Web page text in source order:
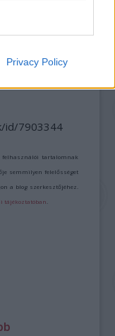
Privacy Policy
id/7903344
felhasználói tartalomnak
semmilyen felelősséget
a blog szerkesztőjéhez.
tájékoztatóban